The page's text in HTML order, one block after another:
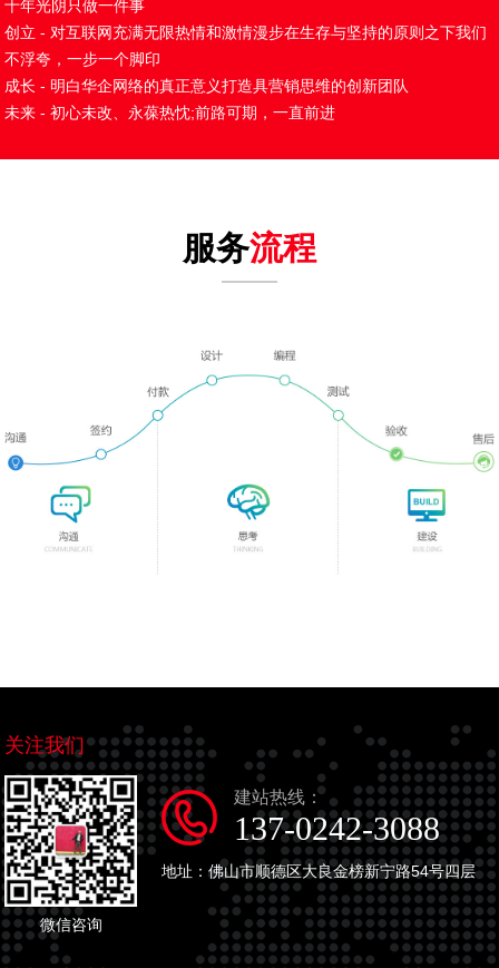
十年光阴只做一件事
创立 - 对互联网充满无限热情和激情漫步在生存与坚持的原则之下我们
不浮夸，一步一个脚印
成长 - 明白华企网络的真正意义打造具营销思维的创新团队
未来 - 初心未改、永葆热忱;前路可期，一直前进
服务流程
关注我们
微信咨询
建站热线：
137-0242-3088
地址：佛山市顺德区大良金榜新宁路54号四层